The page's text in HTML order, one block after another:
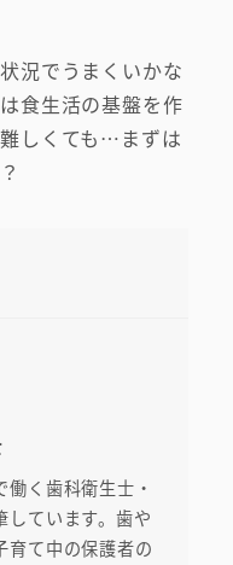
況でうまくいかな
食生活の基盤を作
しくても…まずは
く歯科衛生士・
しています。歯や
育て中の保護者の